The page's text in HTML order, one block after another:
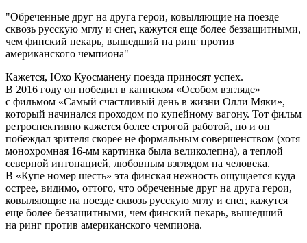
Обреченные друг на друга герои, ковыляющие на поезде
сквозь русскую мглу и снег, кажутся еще более беззащитными,
чем финский пекарь, вышедший на ринг против
американского чемпиона
Кажется, Юхо Куосманену поезда приносят успех.
В 2016 году он победил в каннском «Особом взгляде»
с фильмом «Самый счастливый день в жизни Олли Мяки»,
который начинался проходом по купейному вагону. Тот фильм
ретроспективно кажется более строгой работой, но и он
побеждал зрителя скорее не формальным совершенством (хотя
монохромная 16-мм картинка была великолепна), а теплой
северной интонацией, любовным взглядом на человека.
В «Купе номер шесть» эта финская нежность ощущается куда
острее, видимо, оттого, что обреченные друг на друга герои,
ковыляющие на поезде сквозь русскую мглу и снег, кажутся
еще более беззащитными, чем финский пекарь, вышедший
на ринг против американского чемпиона.